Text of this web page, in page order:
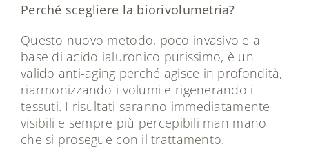
Perché scegliere la biorivolumetria?
Questo nuovo metodo, poco invasivo e a
base di acido ialuronico purissimo, è un
valido anti-aging perché agisce in profondità,
riarmonizzando i volumi e rigenerando i
tessuti. I risultati saranno immediatamente
visibili e sempre più percepibili man mano
che si prosegue con il trattamento.